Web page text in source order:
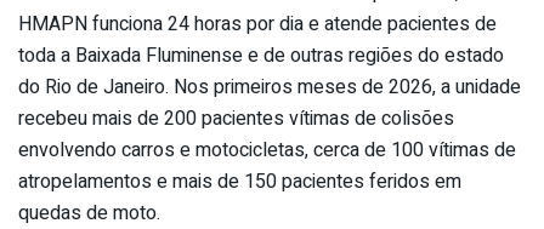
HMAPN funciona 24 horas por dia e atende pacientes de
toda a Baixada Fluminense e de outras regiões do estado
do Rio de Janeiro. Nos primeiros meses de 2026, a unidade
recebeu mais de 200 pacientes vítimas de colisões
envolvendo carros e motocicletas, cerca de 100 vítimas de
atropelamentos e mais de 150 pacientes feridos em
quedas de moto.